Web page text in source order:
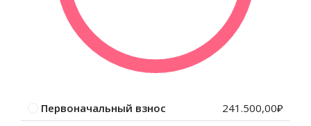
Первоначальный взнос 241.500,00₽